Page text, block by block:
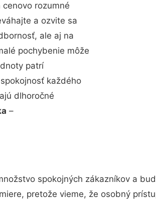
rozumné
a ozvite sa
ale aj na
pochybenie môže
patrí
každého
dlhoročné
–
spokojných zákazníkov a
pretože vieme, že osobný